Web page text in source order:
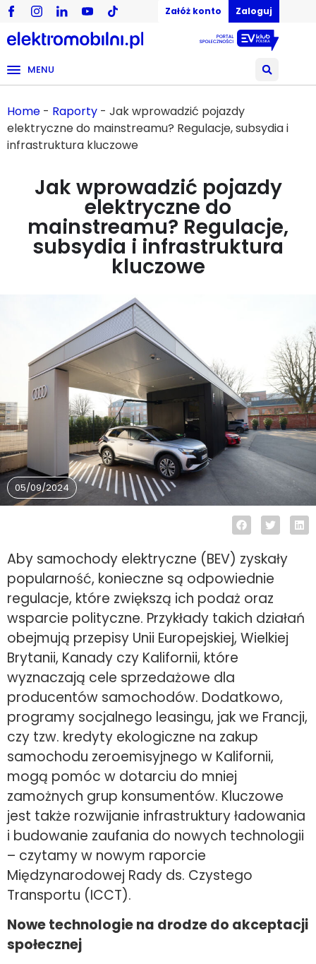
Załóż konto Zaloguj
MENU
Home - Raporty - Jak wprowadzić pojazdy
elektryczne do mainstreamu? Regulacje, subsydia i
infrastruktura kluczowe
Jak wprowadzić pojazdy
elektryczne do
mainstreamu? Regulacje,
subsydia i infrastruktura
kluczowe
05/09/2024
Aby samochody elektryczne (BEV) zyskały
popularność, konieczne są odpowiednie
regulacje, które zwiększą ich podaż oraz
wsparcie polityczne. Przykłady takich działań
obejmują przepisy Unii Europejskiej, Wielkiej
Brytanii, Kanady czy Kalifornii, które
wyznaczają cele sprzedażowe dla
producentów samochodów. Dodatkowo,
programy socjalnego leasingu, jak we Francji,
czy tzw. kredyty ekologiczne na zakup
samochodu zeroemisyjnego w Kalifornii,
mogą pomóc w dotarciu do mniej
zamożnych grup konsumentów. Kluczowe
jest także rozwijanie infrastruktury ładowania
i budowanie zaufania do nowych technologii
– czytamy w nowym raporcie
Międzynarodowej Rady ds. Czystego
Transportu (ICCT).
Nowe technologie na drodze do akceptacji
społecznej